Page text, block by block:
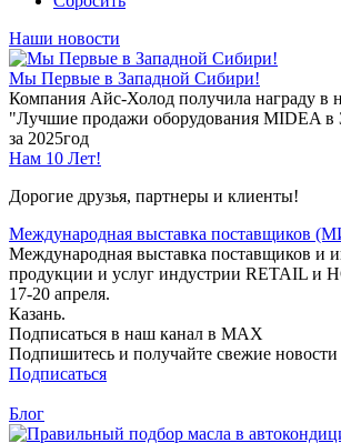
Наши новости
Мы Первые в Западной Сибири!
Компания Айс-Холод получила награду в
"Лучшие продажи оборудования MIDEA в
за 2025год
Нам 10 Лет!
Дорогие друзья, партнеры и клиенты!
Международная выставка поставщиков
Международная выставка поставщиков и
продукции и услуг индустрии RETAIL и
17-20 апреля.
Казань.
Подписаться в наш канал в MAX
Подпишитесь и получайте свежие
Подписаться
Блог